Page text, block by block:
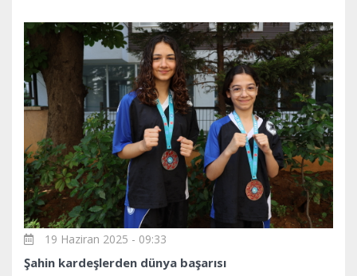
19 Haziran 2025 - 09:33
Şahin kardeşlerden dünya başarısı